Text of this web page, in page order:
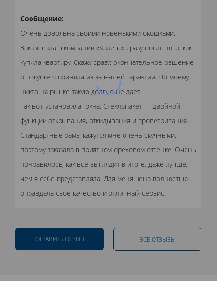
Сообщение:
Очень довольна своими новенькими окошками.
Заказывала в компании «Калева» сразу после того, как
купила квартиру. Скажу сразу: окончательное решение
о покупке я приняла из-за вашей гарантии. По-моему,
никто на рынке такую долгую не дает.
Так вот, установила окна. Стеклопакет — двойной,
функции открывания, откидывания и проветривания.
Стандартные рамы кажутся мне очень скучными,
поэтому заказала в приятном ореховом оттенке. Очень
понравилось, как все выглядит в итоге, даже лучше,
чем я себе представляла. Для меня цена полностью
оправдала свое качество и отличный сервис.
ОСТАВИТЬ ОТЗЫВ ВСЕ ОТЗЫВЫ